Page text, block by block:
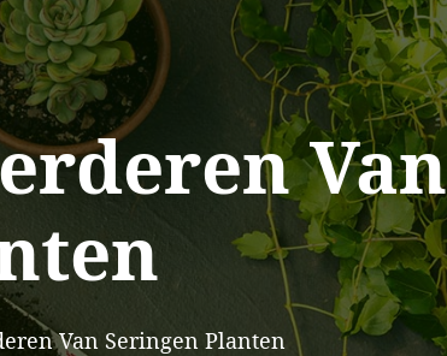
Van
Van Seringen Planten